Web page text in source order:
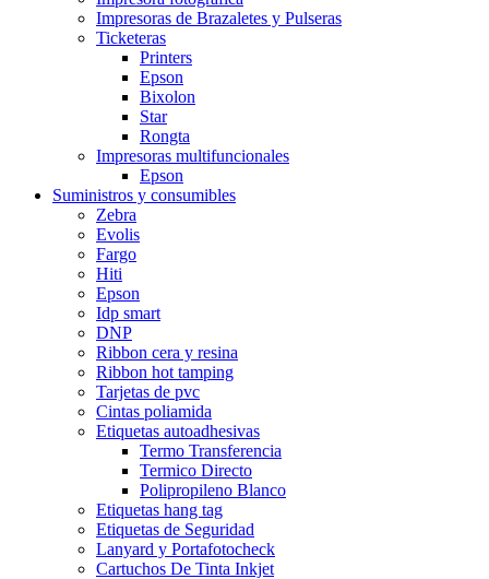
Impresoras de Brazaletes y Pulseras
Ticketeras
Printers
Epson
Bixolon
Star
Rongta
Impresoras multifuncionales
Epson
Suministros y consumibles
Zebra
Evolis
Fargo
Hiti
Epson
Idp smart
DNP
Ribbon cera y resina
Ribbon hot tamping
Tarjetas de pvc
Cintas poliamida
Etiquetas autoadhesivas
Termo Transferencia
Termico Directo
Polipropileno Blanco
Etiquetas hang tag
Etiquetas de Seguridad
Lanyard y Portafotocheck
Cartuchos De Tinta Inkjet